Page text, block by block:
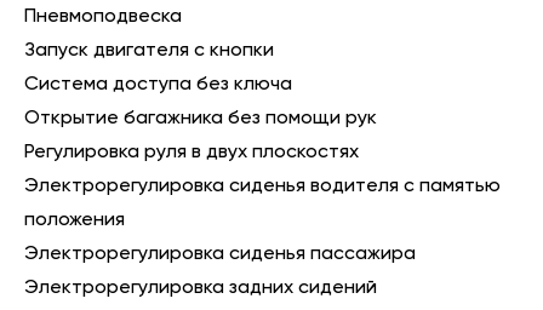
Пневмоподвеска
Запуск двигателя с кнопки
Система доступа без ключа
Открытие багажника без помощи рук
Регулировка руля в двух плоскостях
Электрорегулировка сиденья водителя с памятью
положения
Электрорегулировка сиденья пассажира
Электрорегулировка задних сидений